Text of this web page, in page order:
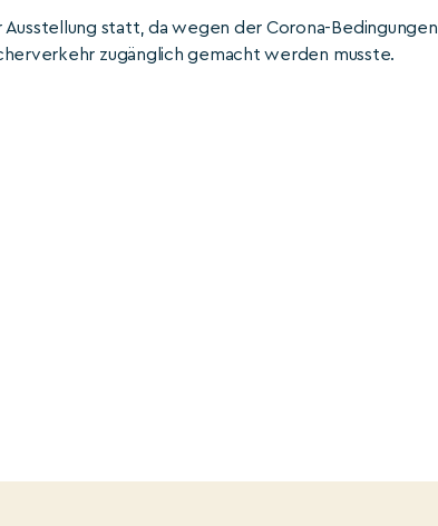
statt, da wegen der Corona-Bedingungen
zugänglich gemacht werden musste.